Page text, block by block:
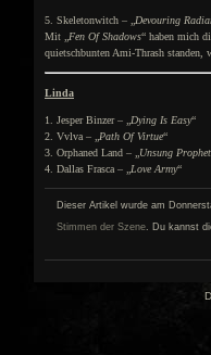
5. Skeletonwitch – „ Devouring
Mit „ Fen Of Shadows“ haben mich
quietschbunten Ami-Thrash
Linda
1. Jesper Binzer – „ Dying Is Easy“
2. Vvlva – „ Path Of Virtue“
3. Orphaned Land – „ Unsung
4. Dallas Frasca – „ Love Army“
Dieser Artikel wurde am
Stimmen der Szene. Du kannst